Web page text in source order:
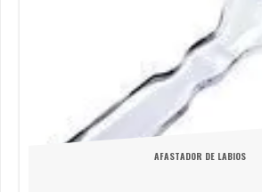
AFASTADOR DE LABIOS